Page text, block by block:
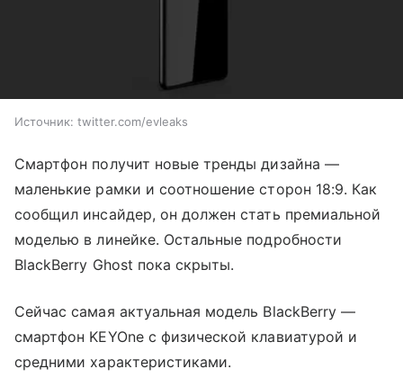
Источник: twitter.com/evleaks
Смартфон получит новые тренды дизайна —
маленькие рамки и соотношение сторон 18:9. Как
сообщил инсайдер, он должен стать премиальной
моделью в линейке. Остальные подробности
BlackBerry Ghost пока скрыты.
Сейчас самая актуальная модель BlackBerry —
смартфон KEYOne с физической клавиатурой и
средними характеристиками.